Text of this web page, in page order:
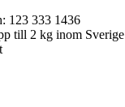
123 333 1436
till 2 kg inom Sverige